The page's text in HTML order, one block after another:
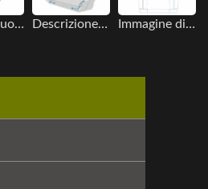
Messa a fuoco Descrizione delle dimensioni Immagine di visualizzazione piatta